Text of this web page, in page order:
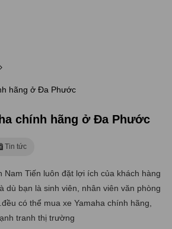
hãng ở Đa Phước
chính hãng ở Đa Phước
Tin tức
Nam Tiến luôn đặt lợi ích của khách hàng
dù bạn là sinh viên, nhân viên văn phòng
có thể mua xe Yamaha chính hãng,
tranh thị trường